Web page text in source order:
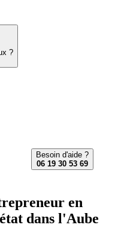
?
Besoin d'aide ?
06 19 30 53 69
en
dans l'Aube